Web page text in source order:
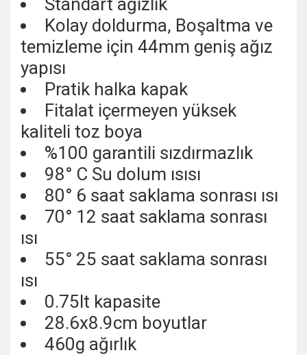
Kolay doldurma, Boşaltma ve
temizleme için 44mm geniş ağız
yapısı
Pratik halka kapak
Fitalat içermeyen yüksek
kaliteli toz boya
%100 garantili sızdırmazlık
98° C Su dolum ısısı
80° 6 saat saklama sonrası ısı
70° 12 saat saklama sonrası
ısı
55° 25 saat saklama sonrası
ısı
0.75lt kapasite
28.6x8.9cm boyutlar
460g ağırlık